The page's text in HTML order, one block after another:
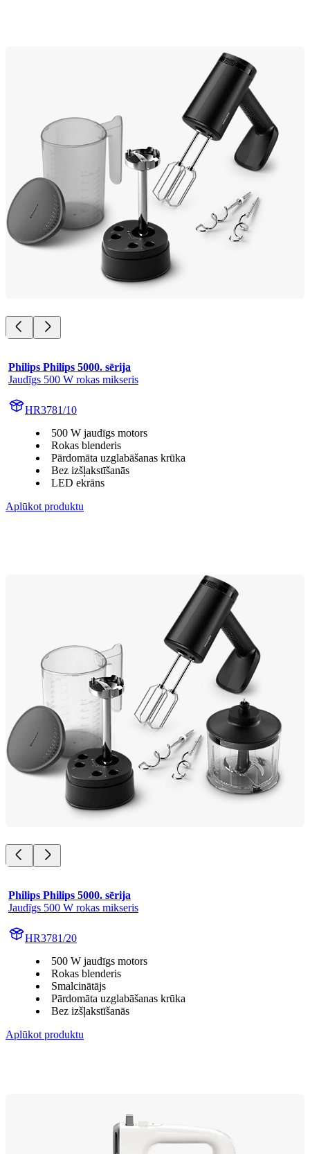
Philips Philips 5000. sērija
Jaudīgs 500 W rokas mikseris
HR3781/10
500 W jaudīgs motors
Rokas blenderis
Pārdomāta uzglabāšanas krūka
Bez izšļakstīšanās
LED ekrāns
Aplūkot produktu
Philips Philips 5000. sērija
Jaudīgs 500 W rokas mikseris
HR3781/20
500 W jaudīgs motors
Rokas blenderis
Smalcinātājs
Pārdomāta uzglabāšanas krūka
Bez izšļakstīšanās
Aplūkot produktu